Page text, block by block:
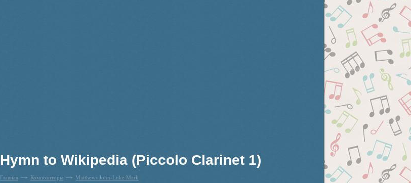
Hymn to Wikipedia (Piccolo Clarinet 1)
Главная Композиторы Matthews John-Luke Mark